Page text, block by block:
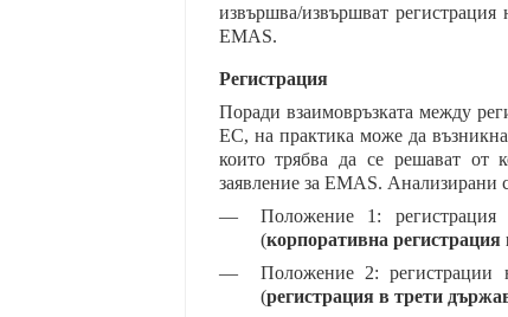
извършва/извършват
EMAS.
Регистрация
Поради взаимовръзката между
ЕС, на практика може да
които трябва да се решават от
заявление за EMAS.
—
Положение 1:
(корпоративна
—
Положение 2: регистрации
(регистрация в трети